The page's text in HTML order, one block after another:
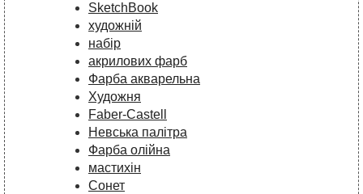
SketchBook
художній
набір
акрилових фарб
Фарба акварельна
Художня
Faber-Castell
Невська палітра
Фарба олійна
мастихін
Сонет